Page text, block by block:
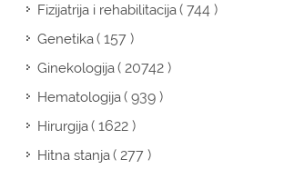
Fizijatrija i rehabilitacija( 744 )
Genetika( 157 )
Ginekologija( 20742 )
Hematologija( 939 )
Hirurgija( 1622 )
Hitna stanja( 277 )